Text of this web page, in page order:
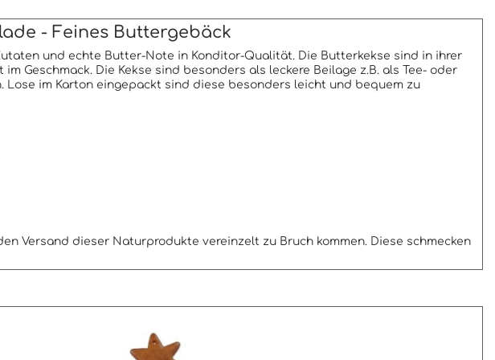
- Feines Buttergebäck
und echte Butter-Note in Konditor-Qualität. Die Butterkekse sind in ihrer
Geschmack. Die Kekse sind besonders als leckere Beilage z.B. als Tee- oder
Lose im Karton eingepackt sind diese besonders leicht und bequem zu
Versand dieser Naturprodukte vereinzelt zu Bruch kommen. Diese schmecken